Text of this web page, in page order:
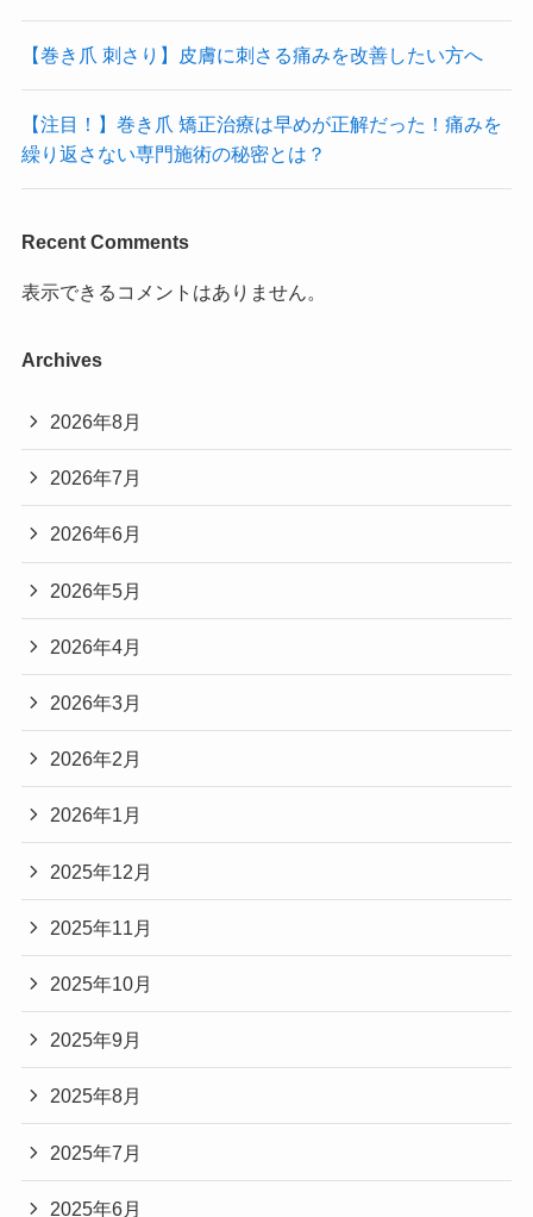
【巻き爪 刺さり】皮膚に刺さる痛みを改善したい方へ
【注目！】巻き爪 矯正治療は早めが正解だった！痛みを
繰り返さない専門施術の秘密とは？
Recent Comments
表示できるコメントはありません。
Archives
2026年8月
2026年7月
2026年6月
2026年5月
2026年4月
2026年3月
2026年2月
2026年1月
2025年12月
2025年11月
2025年10月
2025年9月
2025年8月
2025年7月
2025年6月